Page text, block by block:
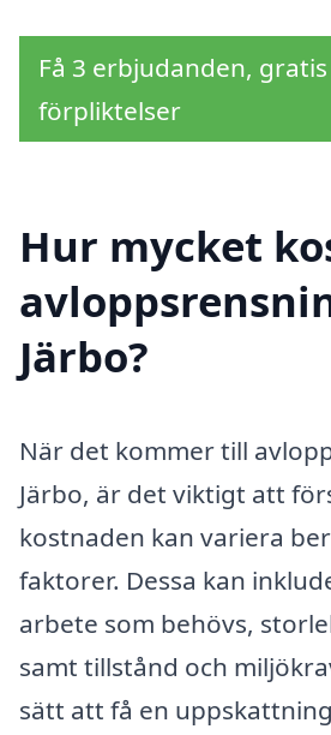
Få 3 erbjudanden,
förpliktelser
Hur mycket
Järbo?
När det kommer till
Järbo, är det viktigt att
kostnaden kan variera
faktorer. Dessa kan
arbete som behövs,
samt tillstånd och
sätt att få en